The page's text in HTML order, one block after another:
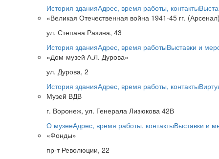
История зданияАдрес, время работы, контакты
«Великая Отечественная война 1941-45 гг.
ул. Степана Разина, 43
История зданияАдрес, время работыВыставки и
«Дом-музей А.Л. Дурова»
ул. Дурова, 2
История зданияАдрес, время работы, контакты
Музей ВДВ
г. Воронеж, ул. Генерала Лизюкова 42В
О музееАдрес, время работы, контактыВыставки и
«Фонды»
пр-т Революции, 22